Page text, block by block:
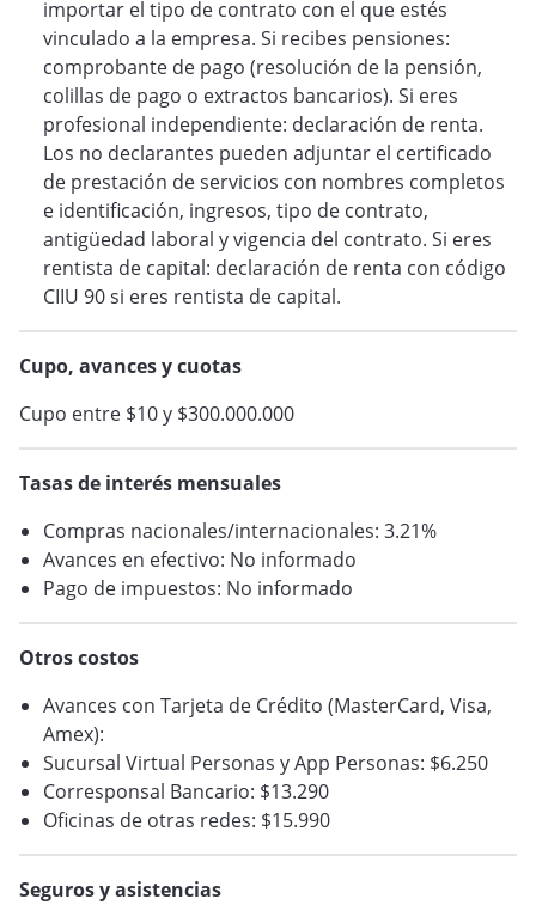
importar el tipo de contrato con el que estés
vinculado a la empresa. Si recibes pensiones:
comprobante de pago (resolución de la pensión,
colillas de pago o extractos bancarios). Si eres
profesional independiente: declaración de renta.
Los no declarantes pueden adjuntar el certificado
de prestación de servicios con nombres completos
e identificación, ingresos, tipo de contrato,
antigüedad laboral y vigencia del contrato. Si eres
rentista de capital: declaración de renta con código
CIIU 90 si eres rentista de capital.
Cupo, avances y cuotas
Cupo entre $10 y $300.000.000
Tasas de interés mensuales
Compras nacionales/internacionales: 3.21%
Avances en efectivo: No informado
Pago de impuestos: No informado
Otros costos
Avances con Tarjeta de Crédito (MasterCard, Visa,
Amex):
Sucursal Virtual Personas y App Personas: $6.250
Corresponsal Bancario: $13.290
Oficinas de otras redes: $15.990
Seguros y asistencias